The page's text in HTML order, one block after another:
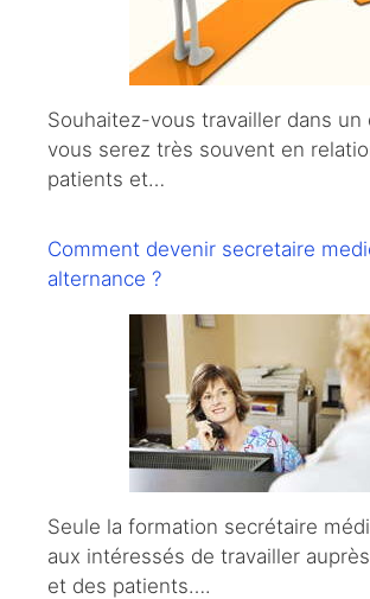
Souhaitez-vous travailler dans un
vous serez très souvent en
patients et…
Comment devenir secretaire
alternance ?
Seule la formation secrétaire
aux intéressés de travailler
et des patients….